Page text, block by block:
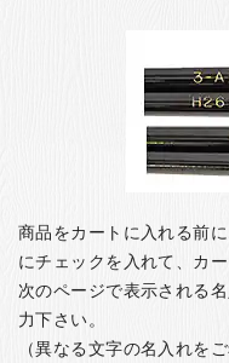
商品をカートに入れる前
にチェックを入れて、カ
次のページで表示される
力下さい。
（異なる文字の名入れを